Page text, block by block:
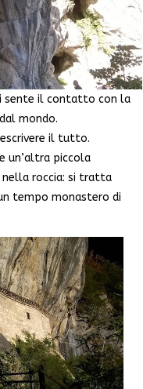
sente il contatto con la
mondo.
il tutto.
un’altra piccola
roccia: si tratta
tempo monastero di